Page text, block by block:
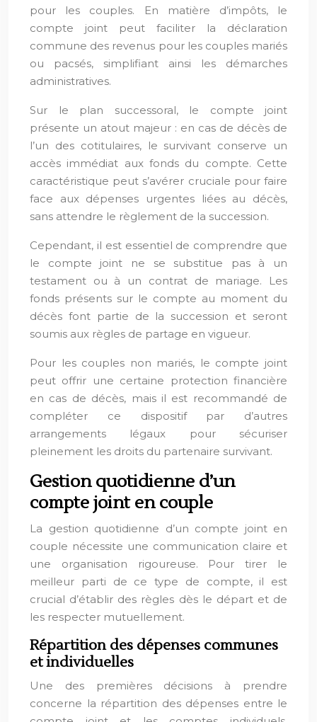
pour les couples. En matière d’impôts, le
compte joint peut faciliter la déclaration
commune des revenus pour les couples mariés
ou pacsés, simplifiant ainsi les démarches
administratives.
Sur le plan successoral, le compte joint
présente un atout majeur : en cas de décès de
l’un des cotitulaires, le survivant conserve un
accès immédiat aux fonds du compte. Cette
caractéristique peut s’avérer cruciale pour faire
face aux dépenses urgentes liées au décès,
sans attendre le règlement de la succession.
Cependant, il est essentiel de comprendre que
le compte joint ne se substitue pas à un
testament ou à un contrat de mariage. Les
fonds présents sur le compte au moment du
décès font partie de la succession et seront
soumis aux règles de partage en vigueur.
Pour les couples non mariés, le compte joint
peut offrir une certaine protection financière
en cas de décès, mais il est recommandé de
compléter ce dispositif par d’autres
arrangements légaux pour sécuriser
pleinement les droits du partenaire survivant.
Gestion quotidienne d’un
compte joint en couple
La gestion quotidienne d’un compte joint en
couple nécessite une communication claire et
une organisation rigoureuse. Pour tirer le
meilleur parti de ce type de compte, il est
crucial d’établir des règles dès le départ et de
les respecter mutuellement.
Répartition des dépenses communes
et individuelles
Une des premières décisions à prendre
concerne la répartition des dépenses entre le